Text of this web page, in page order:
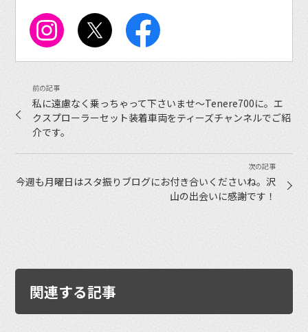
私に遠慮なく乗っちゃって下さいませ〜Tenere700に。エ
クスプローラーセット装着車両をティーズチャンネルでご紹
介です。
今週も月曜日はスタ振りブログにお付き合いくださいね。沢
山の出会いに感謝です！
関連する記事